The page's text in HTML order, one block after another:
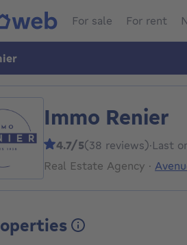
For sale For rent
Immo Renier
4.7/5(38 reviews)·Last
Real Estate Agency ·